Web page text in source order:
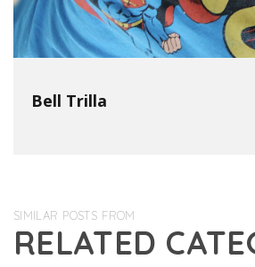
Bell Trilla
SIMILAR POSTS FROM
RELATED